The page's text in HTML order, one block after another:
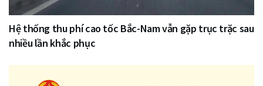
Hệ thống thu phí cao tốc Bắc-Nam vẫn gặp trục trặc sau
nhiều lần khắc phục